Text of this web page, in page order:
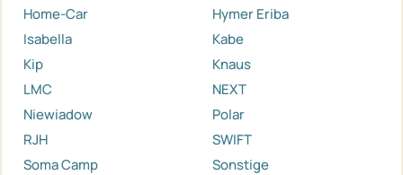
Home-Car
Hymer Eriba
Isabella
Kabe
Kip
Knaus
LMC
NEXT
Niewiadow
Polar
RJH
SWIFT
Soma Camp
Sonstige